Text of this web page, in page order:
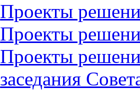
Проекты
Проекты
Проекты
заседания